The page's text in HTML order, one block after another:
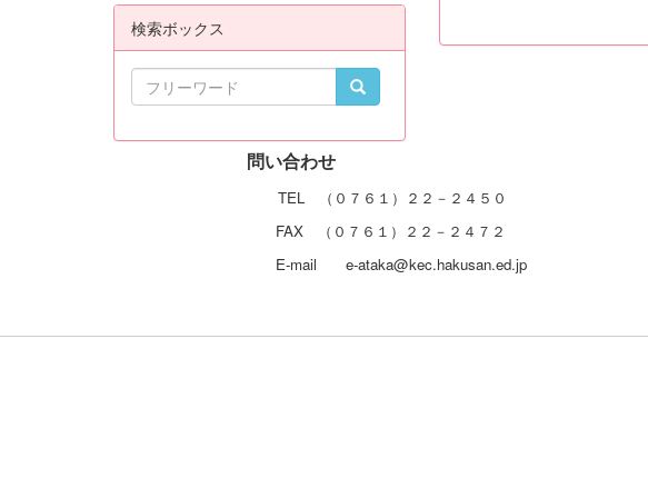
検索ボックス
問い合わせ
TEL （０７６１）２２－２４５０
FAX （０７６１）２２－２４７２
E-mail e-ataka@kec.hakusan.ed.jp